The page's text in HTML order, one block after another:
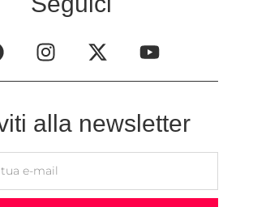
alla newsletter